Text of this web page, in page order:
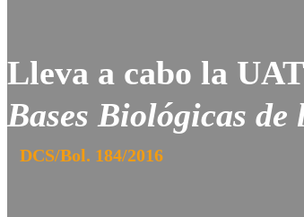
Lleva a cabo la
Bases Biológicas de
DCS/Bol. 184/2016